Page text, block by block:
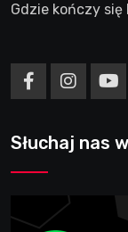
Gdzie kończy się
Słuchaj nas